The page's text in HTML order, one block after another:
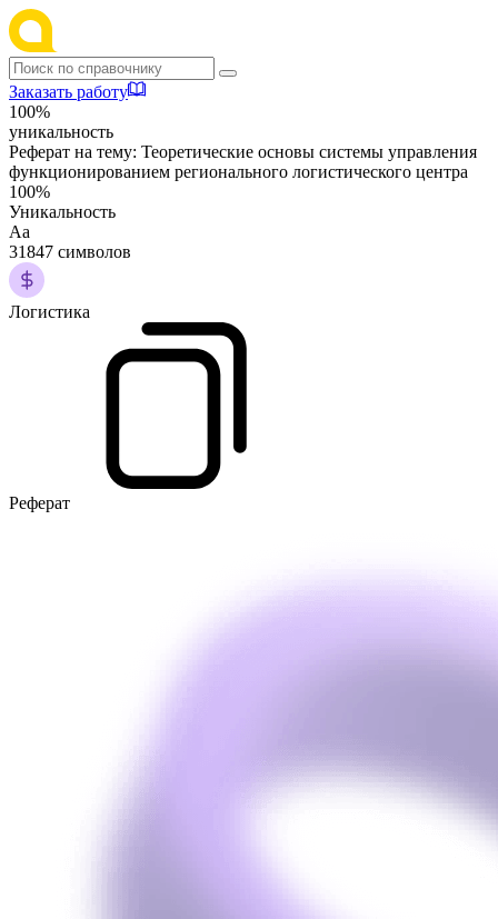
Заказать работу
100%
уникальность
Реферат на тему: Теоретические основы системы управления
функционированием регионального логистического центра
100%
Уникальность
Аа
31847 символов
Логистика
Реферат